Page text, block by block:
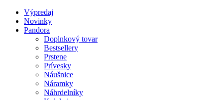
Výpredaj
Novinky
Pandora
Doplnkový tovar
Bestsellery
Prstene
Prívesky
Náušnice
Náramky
Náhrdelníky